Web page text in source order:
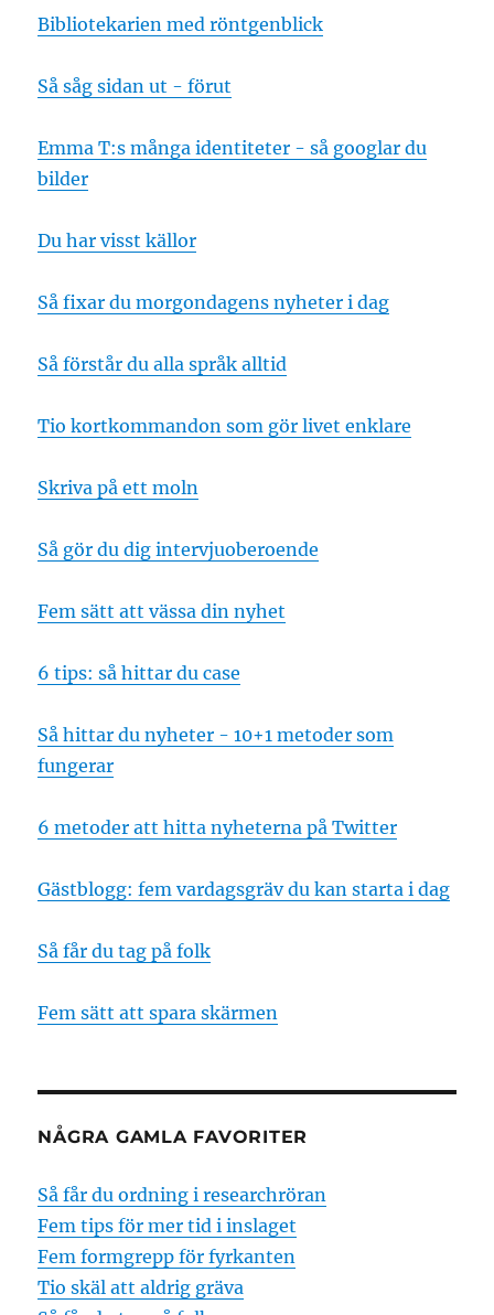
Bibliotekarien med röntgenblick
Så såg sidan ut - förut
Emma T:s många identiteter - så googlar du
bilder
Du har visst källor
Så fixar du morgondagens nyheter i dag
Så förstår du alla språk alltid
Tio kortkommandon som gör livet enklare
Skriva på ett moln
Så gör du dig intervjuoberoende
Fem sätt att vässa din nyhet
6 tips: så hittar du case
Så hittar du nyheter - 10+1 metoder som
fungerar
6 metoder att hitta nyheterna på Twitter
Gästblogg: fem vardagsgräv du kan starta i dag
Så får du tag på folk
Fem sätt att spara skärmen
NÅGRA GAMLA FAVORITER
Så får du ordning i researchröran
Fem tips för mer tid i inslaget
Fem formgrepp för fyrkanten
Tio skäl att aldrig gräva